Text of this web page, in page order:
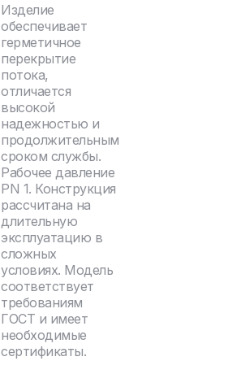
Изделие
обеспечивает
герметичное
перекрытие
потока,
отличается
высокой
надежностью и
продолжительным
сроком службы.
Рабочее давление
PN 1. Конструкция
рассчитана на
длительную
эксплуатацию в
сложных
условиях. Модель
соответствует
требованиям
ГОСТ и имеет
необходимые
сертификаты.